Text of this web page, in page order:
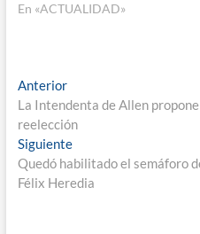
En «ACTUALIDAD»
Navegación
de
entradas
AnteriorEntrada
anterior:
La Intendenta de Allen
reelección
SiguienteEntrada
siguiente:
Quedó habilitado el semáforo
Félix Heredia